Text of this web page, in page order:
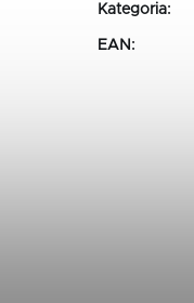
Kategoria:
EAN :